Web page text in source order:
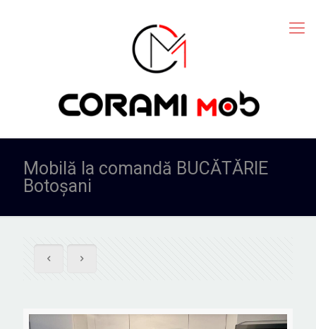
Mobilă la comandă BUCĂTĂRIE
Botoşani